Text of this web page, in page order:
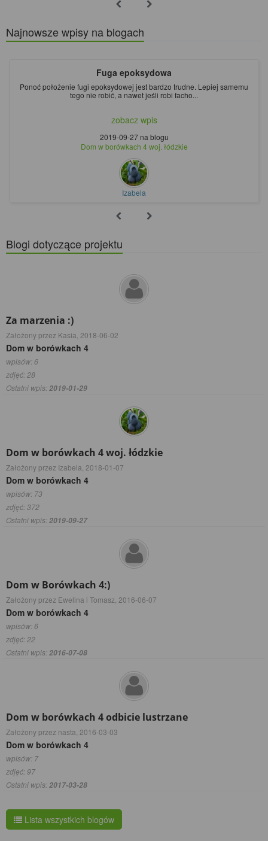
Najnowsze wpisy na blogach
Fuga epoksydowa
Ponoć położenie fugi epoksydowej jest bardzo trudne. Lepiej samemu
tego nie robić, a nawet jeśli robi facho...
zobacz wpis
2019-09-27na blogu
Dom w borówkach 4 woj. łódzkie
Izabela
Blogi dotyczące projektu
Za marzenia :)
Założony przez Kasia, 2018-06-02
Dom w borówkach 4
wpisów: 6
zdjęć: 28
Ostatni wpis:2019-01-29
Dom w borówkach 4 woj. łódzkie
Założony przez Izabela, 2018-01-07
Dom w borówkach 4
wpisów: 73
zdjęć: 372
Ostatni wpis:2019-09-27
Dom w Borówkach 4:)
Założony przez Ewelina i Tomasz, 2016-06-07
Dom w borówkach 4
wpisów: 6
zdjęć: 22
Ostatni wpis:2016-07-08
Dom w borówkach 4 odbicie lustrzane
Założony przez nasta, 2016-03-03
Dom w borówkach 4
wpisów: 7
zdjęć: 97
Ostatni wpis:2017-03-28
Lista wszystkich blogów